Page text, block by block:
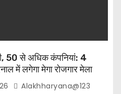
50 से अधिक कंपनियां: 4
में लगेगा मेगा रोजगार मेला
Alakhharyana@123